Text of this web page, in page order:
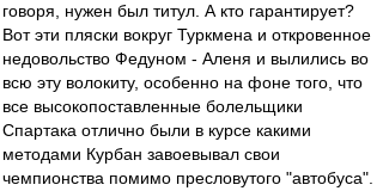
говоря, нужен был титул. А кто гарантирует?
Вот эти пляски вокруг Туркмена и откровенное
недовольство Федуном - Аленя и вылились во
всю эту волокиту, особенно на фоне того, что
все высокопоставленные болельщики
Спартака отлично были в курсе какими
методами Курбан завоевывал свои
чемпионства помимо пресловутого "автобуса".